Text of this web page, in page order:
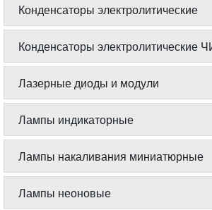
Конденсаторы электролитические
Конденсаторы электролитические
Лазерные диоды и модули
Лампы индикаторные
Лампы накаливания миниатюрные
Лампы неоновые